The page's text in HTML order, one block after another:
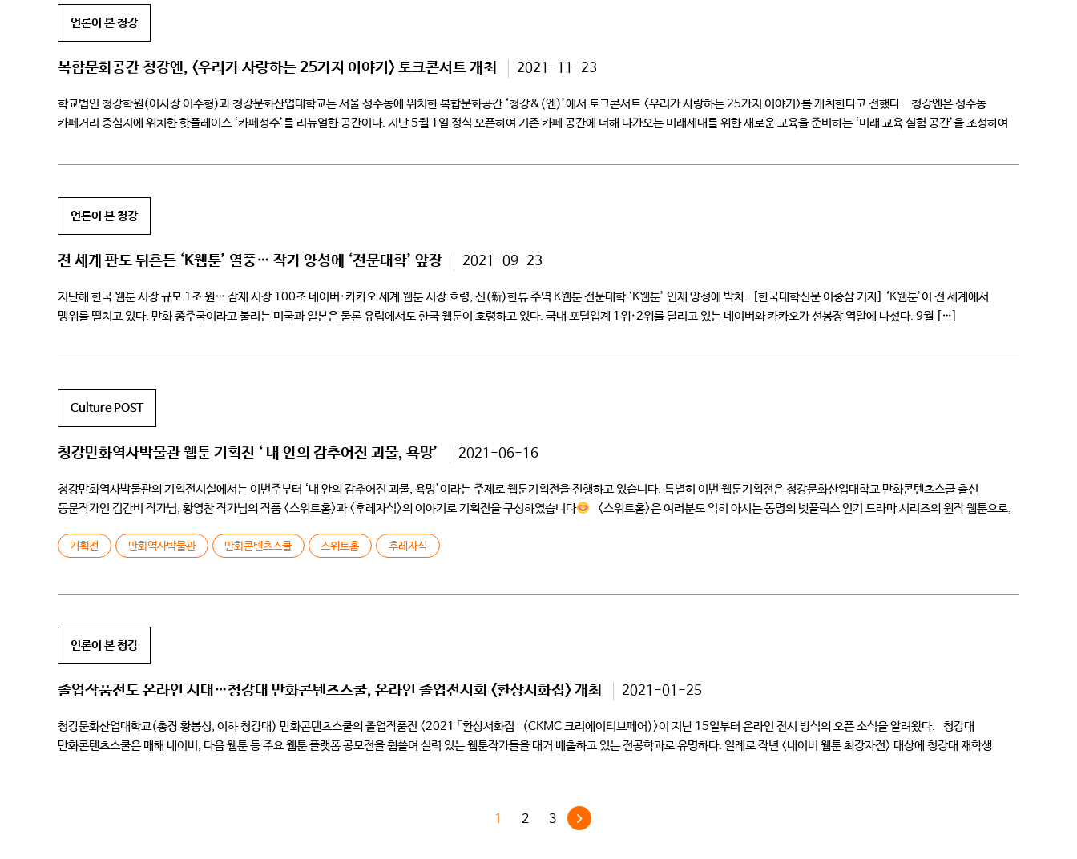
언론이 본 청강
복합문화공간 청강엔, <우리가 사랑하는 25가지 이야기> 토크콘서트 개최 2021-11-23
학교법인 청강학원(이사장 이수형)과 청강문화산업대학교는 서울 성수동에 위치한 복합문화공간 ‘청강&(엔)’에서 토크콘서트 <우리가 사랑하는 25가지 이야기>를 개최한다고 전했다. 청강엔은 성수동
카페거리 중심지에 위치한 핫플레이스 ‘카페성수’를 리뉴얼한 공간이다. 지난 5월 1일 정식 오픈하여 기존 카페 공간에 더해 다가오는 미래세대를 위한 새로운 교육을 준비하는 ‘미래 교육 실험 공간’을 조성하여
언론이 본 청강
전 세계 판도 뒤흔든 ‘K웹툰’ 열풍… 작가 양성에 ‘전문대학’ 앞장 2021-09-23
지난해 한국 웹툰 시장 규모 1조 원… 잠재 시장 100조 네이버·카카오 세계 웹툰 시장 호령, 신(新)한류 주역 K웹툰 전문대학 ‘K웹툰’ 인재 양성에 박차 [한국대학신문 이중삼 기자] ‘K웹툰’이 전 세계에서
맹위를 떨치고 있다. 만화 종주국이라고 불리는 미국과 일본은 물론 유럽에서도 한국 웹툰이 호령하고 있다. 국내 포털업계 1위·2위를 달리고 있는 네이버와 카카오가 선봉장 역할에 나섰다. 9월 […]
Culture POST
청강만화역사박물관 웹툰 기획전 ‘ 내 안의 감추어진 괴물, 욕망’ 2021-06-16
청강만화역사박물관의 기획전시실에서는 이번주부터 ‘내 안의 감추어진 괴물, 욕망’이라는 주제로 웹툰기획전을 진행하고 있습니다. 특별히 이번 웹툰기획전은 청강문화산업대학교 만화콘텐츠스쿨 출신
동문작가인 김칸비 작가님, 황영찬 작가님의 작품 <스위트홈>과 <후레자식>의 이야기로 기획전을 구성하였습니다
<스위트홈>은 여러분도 익히 아시는 동명의 넷플릭스 인기 드라마 시리즈의 원작 웹툰으로,
기획전 만화역사박물관 만화콘텐츠스쿨 스위트홈 후레자식
언론이 본 청강
졸업작품전도 온라인 시대…청강대 만화콘텐츠스쿨, 온라인 졸업전시회 <환상서화집> 개최 2021-01-25
청강문화산업대학교(총장 황봉성, 이하 청강대) 만화콘텐츠스쿨의 졸업작품전 <2021 「환상서화집」 (CKMC 크리에이티브페어)>이 지난 15일부터 온라인 전시 방식의 오픈 소식을 알려왔다. 청강대
만화콘텐츠스쿨은 매해 네이버, 다음 웹툰 등 주요 웹툰 플랫폼 공모전을 휩쓸며 실력 있는 웹툰작가들을 대거 배출하고 있는 전공학과로 유명하다. 일례로 작년 <네이버 웹툰 최강자전> 대상에 청강대 재학생
1 2 3